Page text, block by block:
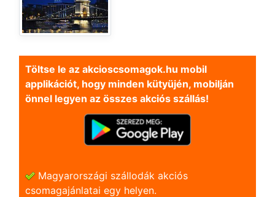
Töltse le az akcioscsomagok.hu mobil
applikációt, hogy minden kütyüjén, mobilján
önnel legyen az összes akciós szállás!
Magyarországi szállodák akciós
csomagajánlatai egy helyen.